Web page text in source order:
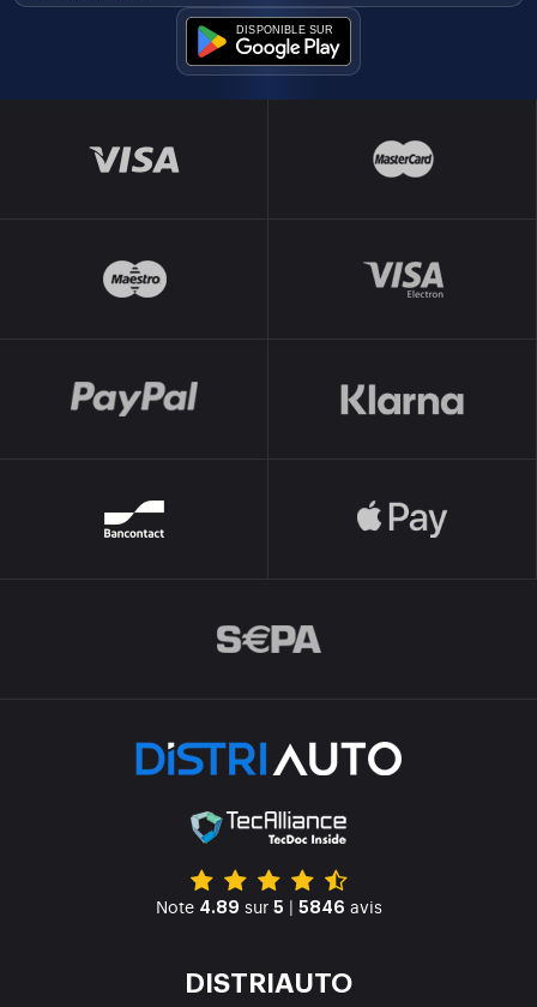
Note 4.89 sur 5 | 5846 avis
DISTRIAUTO